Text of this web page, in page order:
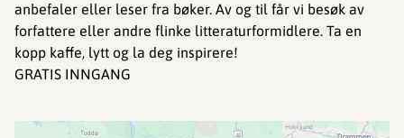
anbefaler eller leser fra bøker. Av og til får vi besøk av
forfattere eller andre flinke litteraturformidlere. Ta en
kopp kaffe, lytt og la deg inspirere!
GRATIS INNGANG